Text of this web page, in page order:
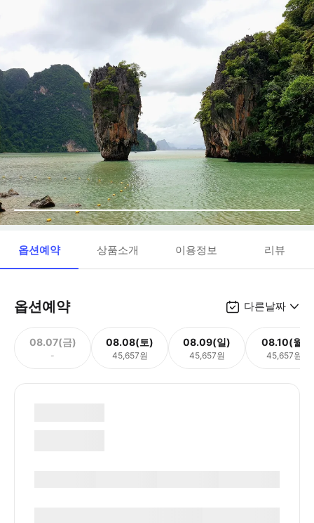
옵션예약 상품소개 이용정보 리뷰
옵션예약 다른날짜
08.07(금)
-
08.08(토)
45,657원
08.09(일)
45,657원
08.10(월)
45,657원